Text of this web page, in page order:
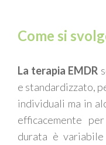
Come si
La terapia EMDR
e standardizzato,
individuali ma in
efficacemente per
durata è